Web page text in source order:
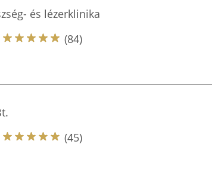
és lézerklinika
(84)
(45)